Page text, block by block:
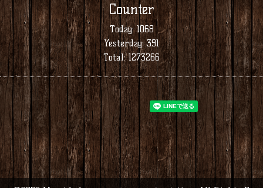
Counter
Today:1068
Yesterday:391
Total:1273266